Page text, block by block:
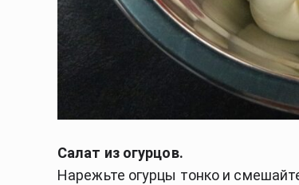
Салат из огурцов.
Нарежьте огурцы тонко и